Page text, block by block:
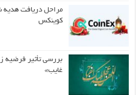
مراحل دریافت
کوینکس
بررسی تأثیر فرضیه
غایب»